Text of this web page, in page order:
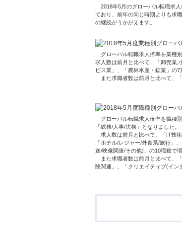
2018年5月のグローバル転職求人
ており、前年の同じ時期よりも求
の継続がうかがえます。
グローバル転職求人倍率を業種
求人数は前月と比べて、「卸売業,
ビス業」、「農林水産・鉱業」の7
また求職者数は前月と比べて、
グローバル転職求人倍率を職種
「総務/人事/法務」となりました。
求人数は前月と比べて、「IT技
「ホテル/レジャー/外食系/旅行」
送/映像関連/その他)」の10職種で増
また求職者数は前月と比べて、
険関連」、「クリエイティブ(イン